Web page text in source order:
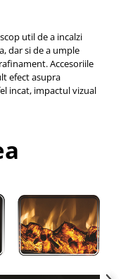
util de a incalzi
dar si de a umple
Accesoriile
efect asupra
incat, impactul vizual